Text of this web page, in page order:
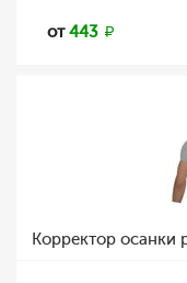
от443
Корректор осанки